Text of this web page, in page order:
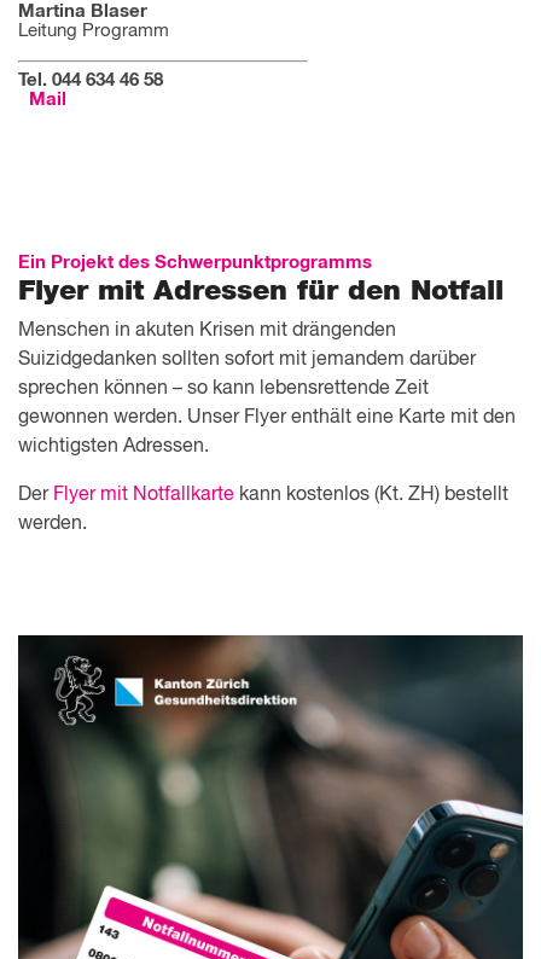
Martina Blaser
Leitung Programm
Tel. 044 634 46 58
Mail
Ein Projekt des Schwerpunktprogramms
Flyer mit Adressen für den Notfall
Menschen in akuten Krisen mit drängenden
Suizidgedanken sollten sofort mit jemandem darüber
sprechen können – so kann lebensrettende Zeit
gewonnen werden. Unser Flyer enthält eine Karte mit den
wichtigsten Adressen.
Der Flyer mit Notfallkarte kann kostenlos (Kt. ZH) bestellt
werden.